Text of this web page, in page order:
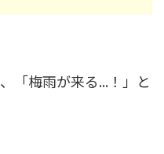
「梅雨が来る...！」と